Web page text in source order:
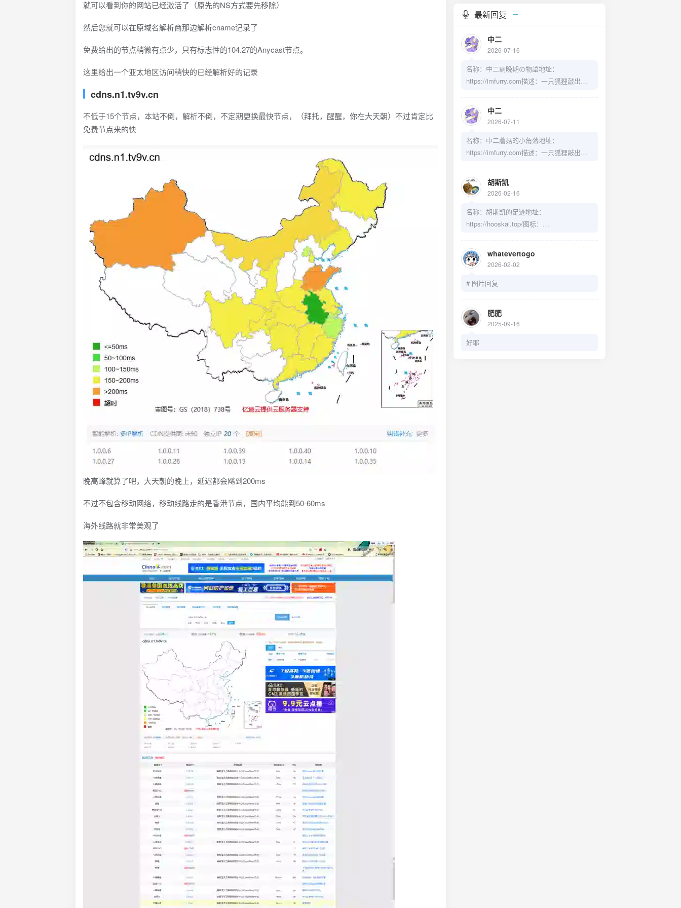
就可以看到你的网站已经激活了（原先的NS方式要先移除）
然后您就可以在原域名解析商那边解析cname记录了
免费给出的节点稍微有点少，只有标志性的104.27的Anycast节点。
这里给出一个亚太地区访问稍快的已经解析好的记录
cdns.n1.tv9v.cn
不低于15个节点，本站不倒，解析不倒，不定期更换最快节点，（拜托，醒醒，你在大天朝）不过肯定比
免费节点来的快
晚高峰就算了吧，大天朝的晚上，延迟都会飚到200ms
不过不包含移动网络，移动线路走的是香港节点，国内平均能到50-60ms
海外线路就非常美观了
最新回复
中二
2026-07-16
名称：中二病晚期の物語地址：
https://imfurry.com描述：一只狐狸敲出的
imfurry.imfurry.com/avatar/zebwqFurryAvat
ar.png
中二
2026-07-11
名称：中二蘑菇的小角落地址：
https://imfurry.com描述：一只狐狸敲出的
imfurry.imfurry.com/avatar/zebwqFurryAvat
ar.png
胡斯凯
2026-02-16
名称：胡斯凯的足迹地址：
https://hooskai.top/图标：
.jpg头像：
https://pj.hooskai.top/assets/images/avatar
whatevertogo
2026-02-02
# 图片回复
肥肥
2025-09-16
好耶